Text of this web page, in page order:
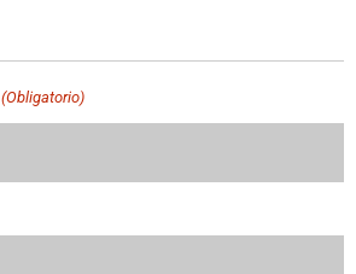
(Obligatorio)